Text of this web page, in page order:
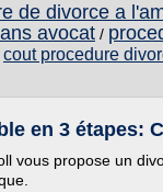
de divorce a
avocat /
cout procedure
en 3 étapes:
vous propose un